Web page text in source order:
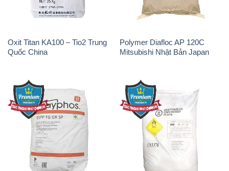
Oxit Titan KA100 – Tio2 Trung
Quốc China
Polymer Diafloc AP 120C
Mitsubishi Nhật Bản Japan